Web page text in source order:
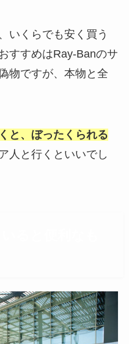
いくらでも安く買う
すすめはRay-Banのサ
物ですが、本物と全
と、ぼったくられる
人と行くといいでし